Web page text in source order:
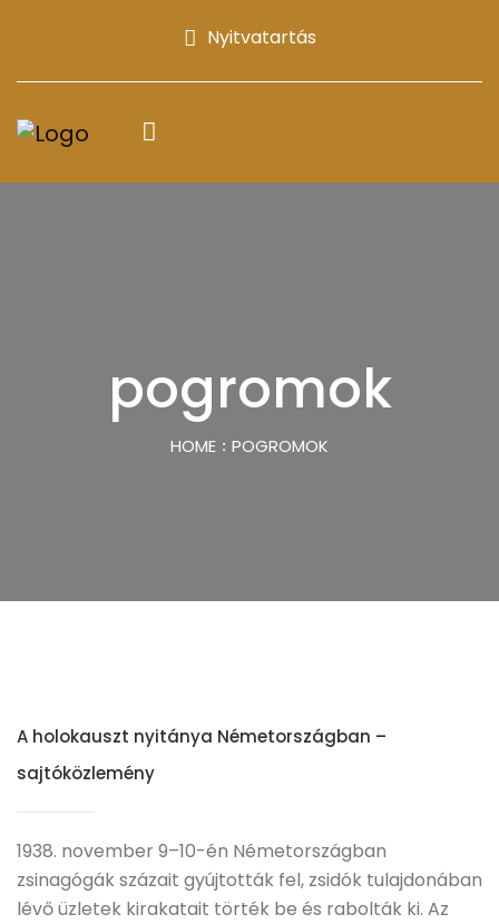
Nyitvatartás
pogromok
HOME POGROMOK
A holokauszt nyitánya Németországban –
sajtóközlemény
1938. november 9–10-én Németországban
zsinagógák százait gyújtották fel, zsidók tulajdonában
lévő üzletek kirakatait törték be és rabolták ki. Az